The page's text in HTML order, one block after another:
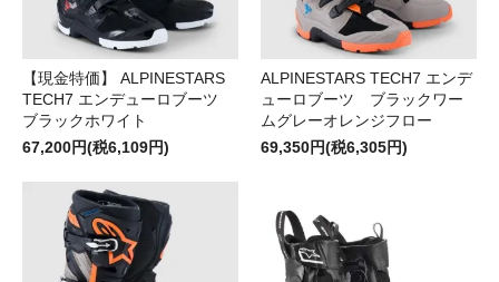
【現金特価】 ALPINESTARS
TECH7 エンデューロブーツ
ブラックホワイト
67,200円(税6,109円)
ALPINESTARS TECH7 エンデ
ューロブーツ ブラックワー
ムグレーオレンジフロー
69,350円(税6,305円)